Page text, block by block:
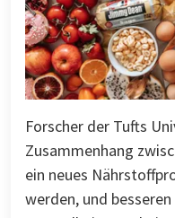
Forscher der Tufts
Zusammenhang
ein neues
werden, und